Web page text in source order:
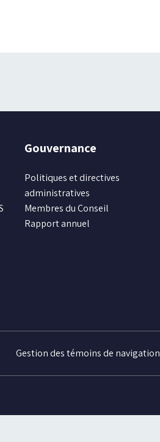
Gouvernance
Politiques et directives
administratives
Membres du Conseil
Rapport annuel
Gestion des témoins de navigation